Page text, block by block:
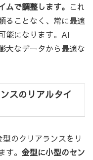
ムで調整します。 これ
ることなく、常に最適
能になります。AI
大なデータから最適な
スのリアルタイ
のクリアランスをリ
。 金型に小型のセン